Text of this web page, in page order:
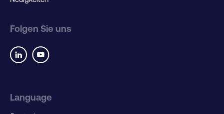
Folgen Sie uns
Language